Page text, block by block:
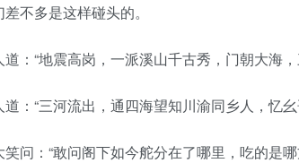
不多是这样碰头的。
道：“地震高岗，一派溪山千古秀，门朝大海
道：“三河流出，通四海望知川渝同乡人，忆
笑问：“敢问阁下如今舵分在了哪里，吃的是